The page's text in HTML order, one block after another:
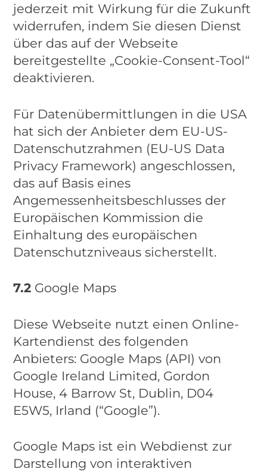
jederzeit mit Wirkung für die Zukunft
widerrufen, indem Sie diesen Dienst
über das auf der Webseite
bereitgestellte „Cookie-Consent-Tool“
deaktivieren.
Für Datenübermittlungen in die USA
hat sich der Anbieter dem EU-US-
Datenschutzrahmen (EU-US Data
Privacy Framework) angeschlossen,
das auf Basis eines
Angemessenheitsbeschlusses der
Europäischen Kommission die
Einhaltung des europäischen
Datenschutzniveaus sicherstellt.
7.2 Google Maps
Diese Webseite nutzt einen Online-
Kartendienst des folgenden
Anbieters: Google Maps (API) von
Google Ireland Limited, Gordon
House, 4 Barrow St, Dublin, D04
E5W5, Irland (“Google”).
Google Maps ist ein Webdienst zur
Darstellung von interaktiven